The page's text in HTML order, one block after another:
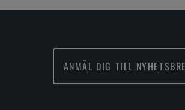
ANMÄL DIG TILL